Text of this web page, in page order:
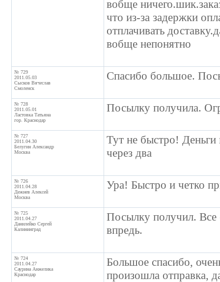
вобще
что из-за задержки
отплачивать
вобще непонятно
№ 729
2011.05.03
Сысков Вячеслав
Смоленск
Спасибо большое.
№ 728
2011.05.01
Ластовка Татьяна
гор. Краснодар
Посылку получила.
№ 727
2011.04.30
Белугин Александр
Москва
Тут не быстро! Деньги
через два
№ 726
2011.04.28
Дежнев Алексей
Москва
Ура! Быстро и четко
№ 725
2011.04.27
Данилейко Сергей
Калининград
Посылку получил. Все
впредь.
№ 724
2011.04.27
Саурина Анжелика
Краснодар
Большое спасибо,
произошла отправка,